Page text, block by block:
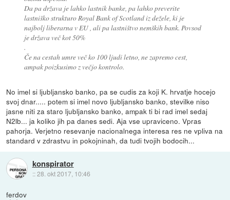
Da pa država je lahko lastnik banke, pa lahko preverite
lastniško strukturo Royal Bank of Scotland iz dežele, ki je
najbolj liberarna v EU , ali pa lastništvo nemških bank. Povsod
je država več kot 50%
.
Če na cestah umre več ko 100 ljudi letno, ne zapremo cest,
ampak poizkusimo z večjo kontrolo.
No imel si ljubljansko banko, pa se cudis za koji K. hrvatje hocejo
svoj dnar..... potem si imel novo ljubljansko banko, stevilke niso
jasne niti za staro ljubljansko banko, ampak ti bi rad imel sedaj
N2lb... ja koliko jih pa danes sedi. Aja vse upraviceno. Vpras
pahorja. Verjetno resevanje nacionalnega interesa res ne vpliva na
standard v zdrastvu in pokojninah, da tudi tvojih bodocih...
konspirator
::28. okt 2017, 10:46
ferdov